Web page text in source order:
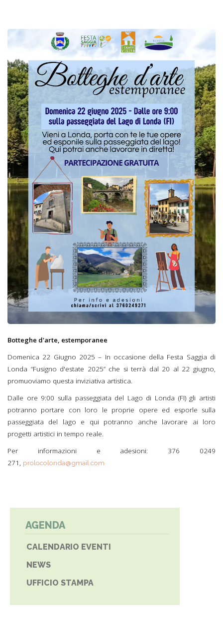
Botteghe d'arte, estemporanee
Domenica 22 Giugno 2025 – In occasione della Festa Saggia di
Londa “Fusigno d'estate 2025” che si terrà dal 20 al 22 giugno,
promuoviamo questa inviziativa artistica.
Dalle ore 9:00 sulla passeggiata del Lago di Londa (FI) gli artisti
potranno portare con loro le proprie opere ed esporle sulla
passeggiata del lago e qui potranno anche lavorare ai loro
progetti artistici in tempo reale.
Per informazioni e adesioni: 376 0249
271, prolocolonda@gmail.com
AGENDA
CALENDARIO EVENTI
NEWS
UFFICIO STAMPA